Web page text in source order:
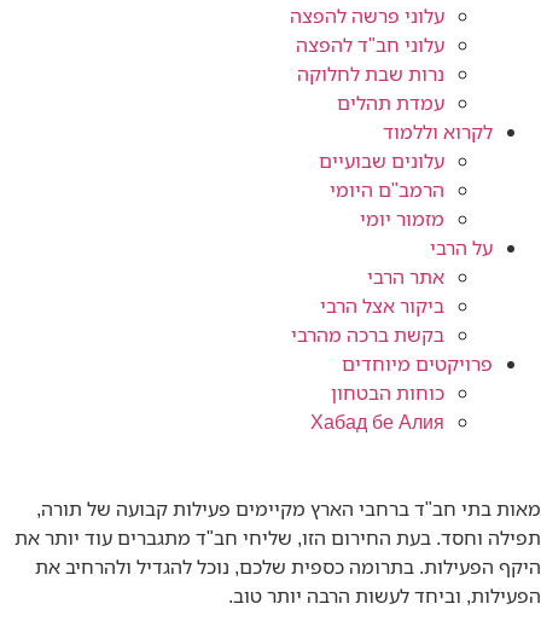
עלוני פרשה להפצה
עלוני חב"ד להפצה
נרות שבת לחלוקה
עמדת תהלים
לקרוא וללמוד
עלונים שבועיים
הרמב"ם היומי
מזמור יומי
על הרבי
אתר הרבי
ביקור אצל הרבי
בקשת ברכה מהרבי
פרויקטים מיוחדים
כוחות הבטחון
Хабад бе Алия
מאות בתי חב"ד ברחבי הארץ מקיימים פעילות קבועה של תורה,
תפילה וחסד. בעת החירום הזו, שליחי חב"ד מתגברים עוד יותר את
היקף הפעילות. בתרומה כספית שלכם, נוכל להגדיל ולהרחיב את
הפעילות, וביחד לעשות הרבה יותר טוב.